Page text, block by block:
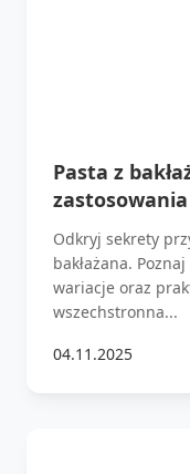
Pasta z
zastosowania
Odkryj sekrety
bakłażana.
wariacje oraz
wszechstronna...
04.11.2025